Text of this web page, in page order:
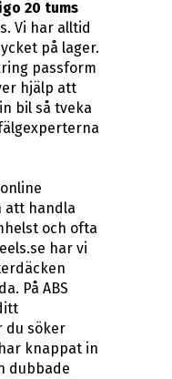
20 tums
Vi har alltid
på lager.
passform
hjälp att
bil så tveka
att handla
och ofta
har vi
På ABS
du söker
knappat in
dubbade